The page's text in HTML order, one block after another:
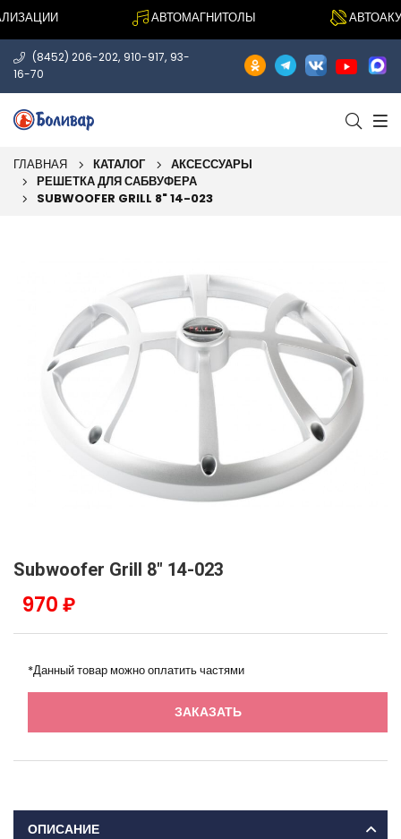
АВТОМАГНИТОЛЫ
(8452) 206-202, 910-917, 93-
16-70
ГЛАВНАЯ КАТАЛОГ
АКСЕССУАРЫ
РЕШЕТКА ДЛЯ САБВУФЕРА
SUBWOOFER GRILL 8" 14-023
Subwoofer Grill 8" 14-023
970 ₽
*Данный товар можно оплатить частями
ЗАКАЗАТЬ
ОПИСАНИЕ